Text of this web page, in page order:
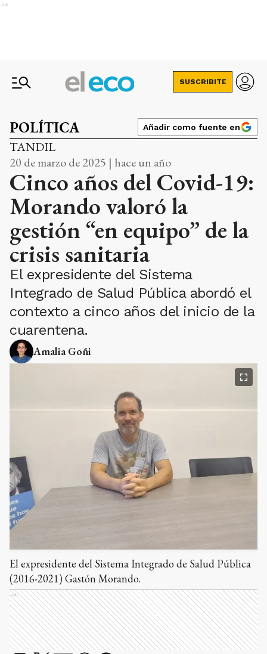
Ads
SUSCRIBITE
POLÍTICA Añadir como fuente en
TANDIL
20 de marzo de 2025 | hace un año
Cinco años del Covid-19:
Morando valoró la
gestión “en equipo” de la
crisis sanitaria
El expresidente del Sistema
Integrado de Salud Pública abordó el
contexto a cinco años del inicio de la
cuarentena.
Amalia Goñi
El expresidente del Sistema Integrado de Salud Pública
(2016-2021) Gastón Morando.
Ads